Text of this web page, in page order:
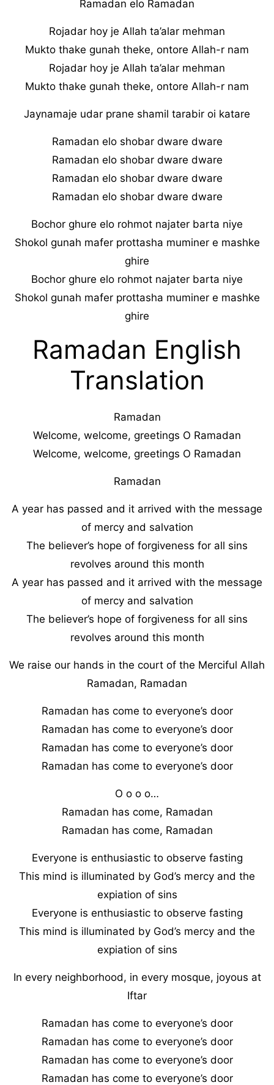
Ramadan elo Ramadan
Rojadar hoy je Allah ta’alar mehman
Mukto thake gunah theke, ontore Allah-r nam
Rojadar hoy je Allah ta’alar mehman
Mukto thake gunah theke, ontore Allah-r nam
Jaynamaje udar prane shamil tarabir oi katare
Ramadan elo shobar dware dware
Ramadan elo shobar dware dware
Ramadan elo shobar dware dware
Ramadan elo shobar dware dware
Bochor ghure elo rohmot najater barta niye
Shokol gunah mafer prottasha muminer e mashke
ghire
Bochor ghure elo rohmot najater barta niye
Shokol gunah mafer prottasha muminer e mashke
ghire
Ramadan English
Translation
Ramadan
Welcome, welcome, greetings O Ramadan
Welcome, welcome, greetings O Ramadan
Ramadan
A year has passed and it arrived with the message
of mercy and salvation
The believer’s hope of forgiveness for all sins
revolves around this month
A year has passed and it arrived with the message
of mercy and salvation
The believer’s hope of forgiveness for all sins
revolves around this month
We raise our hands in the court of the Merciful Allah
Ramadan, Ramadan
Ramadan has come to everyone’s door
Ramadan has come to everyone’s door
Ramadan has come to everyone’s door
Ramadan has come to everyone’s door
O o o o…
Ramadan has come, Ramadan
Ramadan has come, Ramadan
Everyone is enthusiastic to observe fasting
This mind is illuminated by God’s mercy and the
expiation of sins
Everyone is enthusiastic to observe fasting
This mind is illuminated by God’s mercy and the
expiation of sins
In every neighborhood, in every mosque, joyous at
Iftar
Ramadan has come to everyone’s door
Ramadan has come to everyone’s door
Ramadan has come to everyone’s door
Ramadan has come to everyone’s door